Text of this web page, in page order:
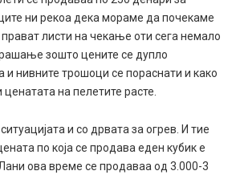
ни рекоа дека мораме да почекаме
листи на чекање оти сега немало
зошто цените се дупло
и нивните трошоци се пораснати и како
на пелетите расте.
и со дрвата за огрев. И тие
по која се продава еден кубик е
ова време се продаваа од 3.000-3